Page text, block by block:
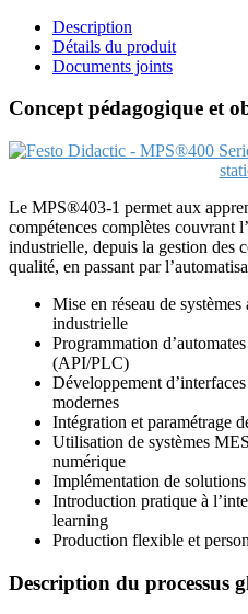
Description
Détails du produit
Documents joints
Concept pédagogique et
Le MPS®403-1 permet aux
compétences complètes couvrant
industrielle, depuis la gestion des
qualité, en passant par
Mise en réseau de
industrielle
Programmation
(API/PLC)
Développement
modernes
Intégration et paramétrage
Utilisation de systèmes
numérique
Implémentation de
Introduction pratique à
learning
Production flexible et
Description du processus